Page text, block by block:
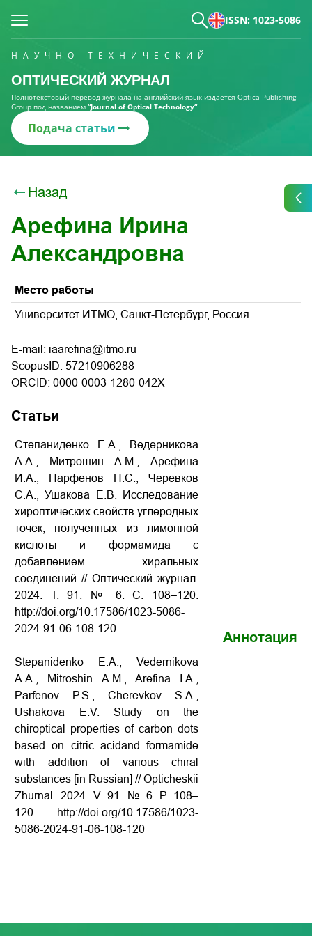
ISSN: 1023-5086
НАУЧНО-ТЕХНИЧЕСКИЙ
ОПТИЧЕСКИЙ ЖУРНАЛ
Полнотекстовый перевод журнала на английский язык издаётся Optica Publishing
Group под названием “Journal of Optical Technology“
Подача статьи
Назад
Арефина Ирина
Александровна
Место работы
Университет ИТМО, Санкт-Петербург, Россия
E-mail: iaarefina@itmo.ru
ScopusID: 57210906288
ORCID: 0000-0003-1280-042X
Статьи
Степаниденко Е.А., Ведерникова
А.А., Митрошин А.М., Арефина
И.А., Парфенов П.С., Черевков
С.А., Ушакова Е.В. Исследование
хироптических свойств углеродных
точек, полученных из лимонной
кислоты и формамида с
добавлением хиральных
соединений // Оптический журнал.
2024. Т. 91. № 6. С. 108–120.
http://doi.org/10.17586/1023-5086-
2024-91-06-108-120
Stepanidenko E.A., Vedernikova
A.A., Mitroshin A.M., Arefina I.A.,
Parfenov P.S., Cherevkov S.A.,
Ushakova E.V. Study on the
chiroptical properties of carbon dots
based on citric acidand formamide
with addition of various chiral
substances [in Russian] // Opticheskii
Zhurnal. 2024. V. 91. № 6. P. 108–
120. http://doi.org/10.17586/1023-
5086-2024-91-06-108-120
Аннотация